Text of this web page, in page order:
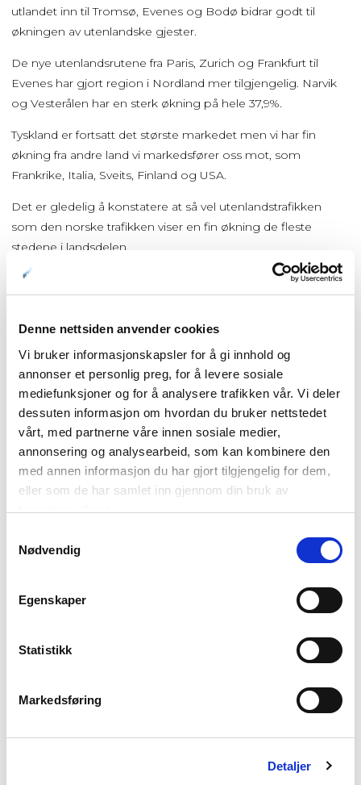
Denne nettsiden anvender cookies
Vi bruker informasjonskapsler for å gi innhold og
annonser et personlig preg, for å levere sosiale
mediefunksjoner og for å analysere trafikken vår. Vi deler
dessuten informasjon om hvordan du bruker nettstedet
vårt, med partnerne våre innen sosiale medier,
annonsering og analysearbeid, som kan kombinere den
med annen informasjon du har gjort tilgjengelig for dem,
eller som de har samlet inn gjennom din bruk av
tjenestene deres.
Nødvendig
Egenskaper
Statistikk
Markedsføring
Detaljer
utlandet inn til Tromsø, Evenes og Bodø bidrar godt til
økningen av utenlandske gjester.
De nye utenlandsrutene fra Paris, Zurich og Frankfurt til
Evenes har gjort region i Nordland mer tilgjengelig. Narvik
og Vesterålen har en sterk økning på hele 37,9%.
Tyskland er fortsatt det største markedet men vi har fin
økning fra andre land vi markedsfører oss mot, som
Frankrike, Italia, Sveits, Finland og USA.
Det er gledelig å konstatere at så vel utenlandstrafikken
som den norske trafikken viser en fin økning de fleste
stedene i landsdelen.
Les statistikken her;
iLag Nord Norge – Nettsamfunnet for reiselivet i Nord-
Norge
Forside
Nyheter
Kunnskapsbasen
Markedsinnsikt